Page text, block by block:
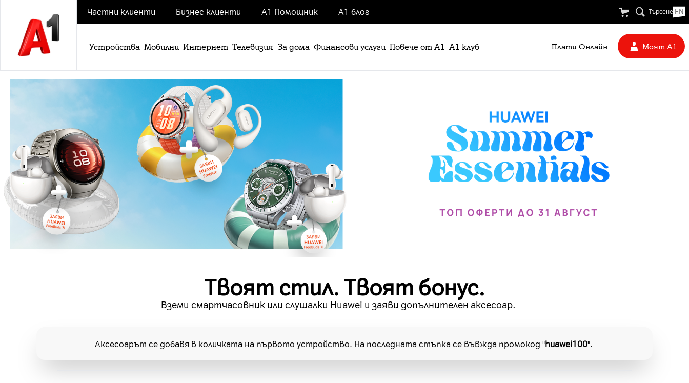
Частни клиенти Бизнес клиенти А1 Помощник А1 блог Търсене EN
Устройства Мобилни Интернет Телевизия За дома Финансови услуги Повече от А1 А1 клуб Плати Oнлайн Моят А1
Твоят стил. Твоят бонус.
Вземи смартчасовник или слушалки Huawei и заяви допълнителен аксесоар.
Аксесоарът се добавя в количката на първото устройство. На последната стъпка се въвжда промокод "huawei100".